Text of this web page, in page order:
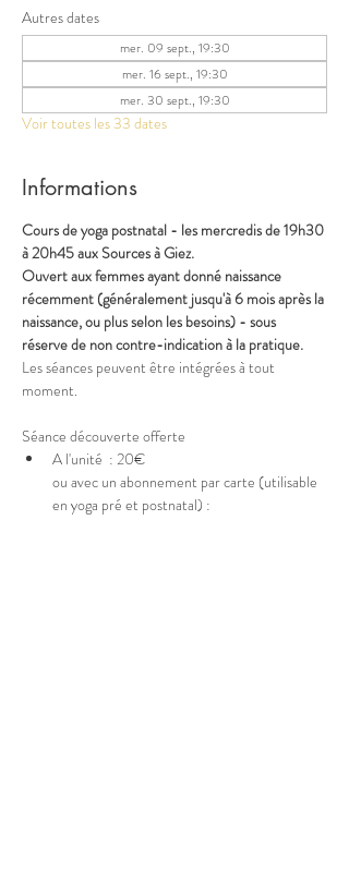
Autres dates
mer. 09 sept., 19:30
mer. 16 sept., 19:30
mer. 30 sept., 19:30
Voir toutes les 33 dates
Informations
Cours de yoga postnatal - les mercredis de 19h30
à 20h45 aux Sources à Giez.
Ouvert aux femmes ayant donné naissance
récemment (généralement jusqu'à 6 mois après la
naissance, ou plus selon les besoins) - sous
réserve de non contre-indication à la pratique.
Les séances peuvent être intégrées à tout
moment.
Séance découverte offerte
A l'unité  : 20€
ou avec un abonnement par carte (utilisable
en yoga pré et postnatal) :